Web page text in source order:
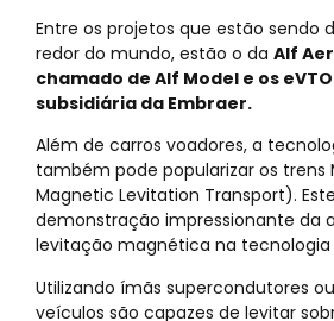
Entre os projetos que estão sendo
redor do mundo, estão o da Alf
chamado de Alf Model e os
subsidiária da Embraer.
Além de carros voadores, a
também pode popularizar os trens
Magnetic Levitation Transport).
demonstração impressionante da
levitação magnética na tecnologia
Utilizando ímãs supercondutores
veículos são capazes de levitar